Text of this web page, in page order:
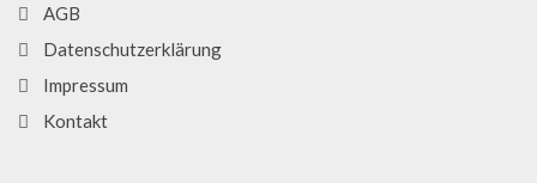
AGB
Datenschutzerklärung
Impressum
Kontakt